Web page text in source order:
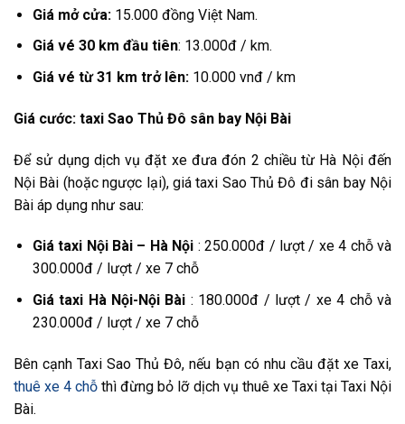
Giá mở cửa:15.000 đồng Việt Nam.
Giá vé 30 km đầu tiên: 13.000đ / km.
Giá vé từ 31 km trở lên:10.000 vnđ / km
Giá cước: taxi Sao Thủ Đô sân bay Nội Bài
Để sử dụng dịch vụ đặt xe đưa đón 2 chiều từ Hà Nội đến
Nội Bài (hoặc ngược lại), giá taxi Sao Thủ Đô đi sân bay Nội
Bài áp dụng như sau:
Giá taxi Nội Bài – Hà Nội : 250.000đ / lượt / xe 4 chỗ và
300.000đ / lượt / xe 7 chỗ
Giá taxi Hà Nội-Nội Bài : 180.000đ / lượt / xe 4 chỗ và
230.000đ / lượt / xe 7 chỗ
Bên cạnh Taxi Sao Thủ Đô, nếu bạn có nhu cầu đặt xe Taxi,
thuê xe 4 chỗ thì đừng bỏ lỡ dịch vụ thuê xe Taxi tại Taxi Nội
Bài.